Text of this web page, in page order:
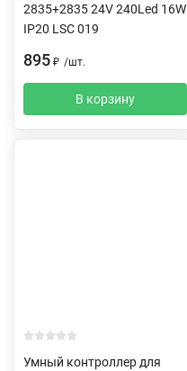
2835+2835 24V 240Led 16W
IP20 LSC 019
895 ₽ /шт.
В корзину
Умный контроллер для